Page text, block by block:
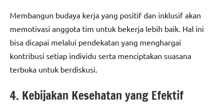
Membangun budaya kerja yang positif dan inklusif akan
memotivasi anggota tim untuk bekerja lebih baik. Hal ini
bisa dicapai melalui pendekatan yang menghargai
kontribusi setiap individu serta menciptakan suasana
terbuka untuk berdiskusi.
4. Kebijakan Kesehatan yang Efektif